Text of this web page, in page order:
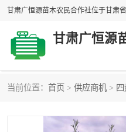
甘肃广恒源
当前位置： 首页 > 供应商机 >